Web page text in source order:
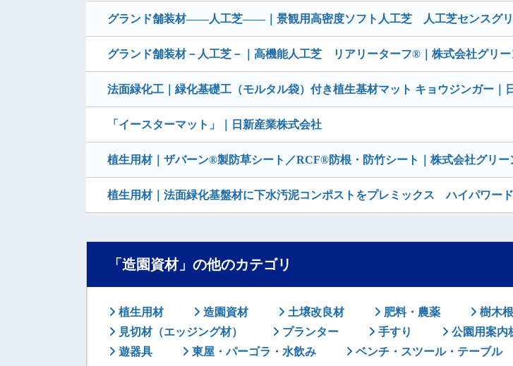
グランド舗装材――人工芝――｜景観用高密度ソフト人工芝 人工芝センスグリ
グランド舗装材－人工芝－｜高機能人工芝 リアリーターフ®｜株式会社グリー
法面緑化工｜緑化基礎工（モルタル袋）付き植生基材マット キョウジンガー｜
「イースターマット」｜日新産業株式会社
植生用材｜ザバーン®製防草シート／RCF®防根・防竹シート｜株式会社グリー
植生用材｜法面緑化基盤材に下水汚泥コンポストをプレミックス ハイパワー
「造園資材」の他のカテゴリ
植生用材 造園資材 土壌改良材 肥料・農薬 樹木
見切材（エッジング材）
プランター 手すり 公園用案内
遊器具
東屋・パーゴラ・水飲み ベンチ・スツール・テーブル